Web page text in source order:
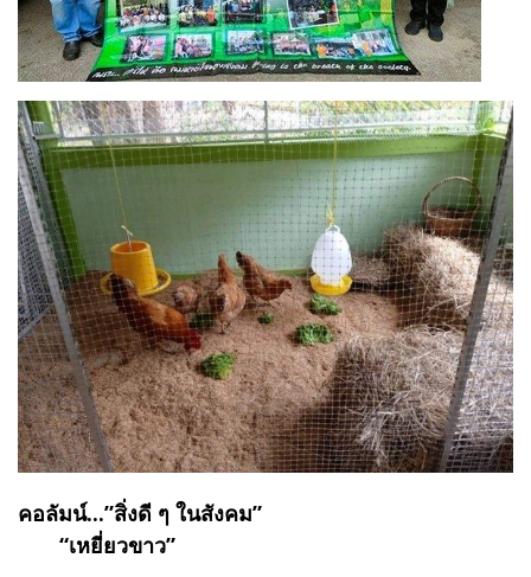
คอลัมน์...”สิ่งดี ๆ ในสังคม”
“เหยี่ยวขาว”